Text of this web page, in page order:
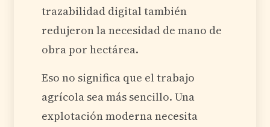
trazabilidad digital también
redujeron la necesidad de mano de
obra por hectárea.
Eso no significa que el trabajo
agrícola sea más sencillo. Una
explotación moderna necesita